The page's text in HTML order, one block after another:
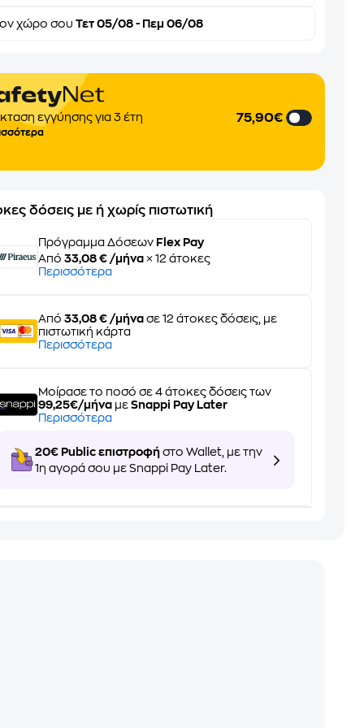
χώρο σου Τετ 05/08 - Πεμ 06/08
εγγύησης για 3 έτη 75,90€
δόσεις με ή χωρίς πιστωτική
Πρόγραμμα Δόσεων Flex Pay
Από33,08 € /μήνα × 12 άτοκες
Περισσότερα
Από33,08 € /μήνα σε 12 άτοκες δόσεις, με
πιστωτική κάρτα
Περισσότερα
Μοίρασε το ποσό σε 4 άτοκες δόσεις των
99,25€/μήνα μεSnappi Pay Later
Περισσότερα
20€ Public επιστροφή στο Wallet, με την
1η αγορά σου με Snappi Pay Later.